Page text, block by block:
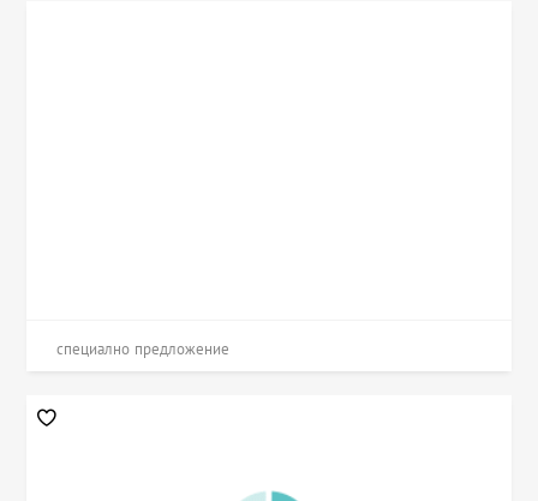
специално предложение